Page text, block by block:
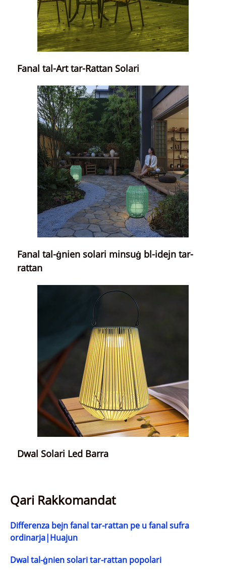
Fanal tal-Art tar-Rattan Solari
Fanal tal-ġnien solari minsuġ bl-idejn tar-
rattan
Dwal Solari Led Barra
Qari Rakkomandat
Differenza bejn fanal tar-rattan pe u fanal sufra
ordinarja|Huajun
Dwal tal-ġnien solari tar-rattan popolari